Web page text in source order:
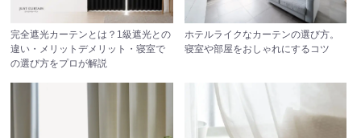
完全遮光カーテンとは？1級遮光との
違い・メリットデメリット・寝室で
の選び方をプロが解説
ホテルライクなカーテンの選び方。
寝室や部屋をおしゃれにするコツ